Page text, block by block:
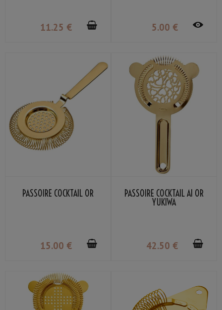
11.25 € 5.00 €
PASSOIRE COCKTAIL OR
15.00 €
PASSOIRE COCKTAIL AI OR
YUKIWA
42.50 €